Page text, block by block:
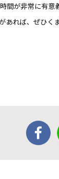
間が非常に有
あれば、ぜひく